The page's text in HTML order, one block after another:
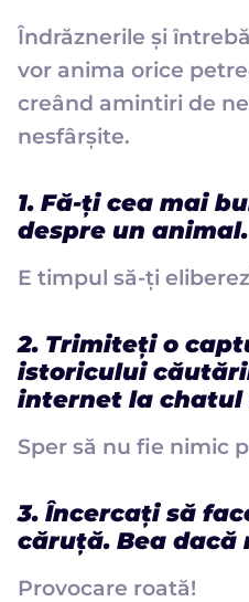
Îndrăznerile și
vor anima orice
creând amintiri de
nesfârșite.
1. Fă-ți cea mai
despre un animal.
E timpul să-ți
2. Trimiteți o
istoricului
internet la chatul
Sper să nu fie nimic
3. Încercați să
căruță. Bea dacă
Provocare roată!